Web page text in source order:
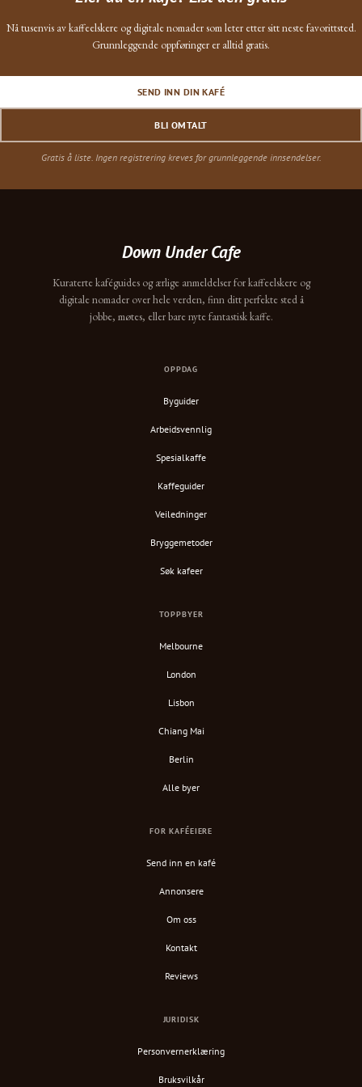
Nå tusenvis av kaffeelskere og digitale nomader som leter etter sitt neste favorittsted.
Grunnleggende oppføringer er alltid gratis.
SEND INN DIN KAFÉ
BLI OMTALT
Gratis å liste. Ingen registrering kreves for grunnleggende innsendelser.
Down Under Cafe
Kuraterte kaféguides og ærlige anmeldelser for kaffeelskere og
digitale nomader over hele verden, finn ditt perfekte sted å
jobbe, møtes, eller bare nyte fantastisk kaffe.
OPPDAG
Byguider
Arbeidsvennlig
Spesialkaffe
Kaffeguider
Veiledninger
Bryggemetoder
Søk kafeer
TOPPBYER
Melbourne
London
Lisbon
Chiang Mai
Berlin
Alle byer
FOR KAFÉEIERE
Send inn en kafé
Annonsere
Om oss
Kontakt
Reviews
JURIDISK
Personvernerklæring
Bruksvilkår